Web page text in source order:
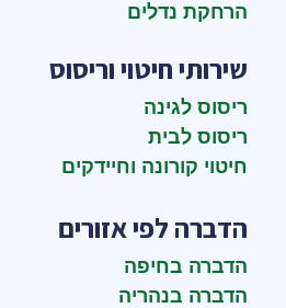
הרחקת נדלים
שירותי חיטוי וריסוס
ריסוס לגינה
ריסוס לבית
חיטוי קורונה וחיידקים
הדברה לפי אזורים
הדברה בחיפה
הדברה בנהריה